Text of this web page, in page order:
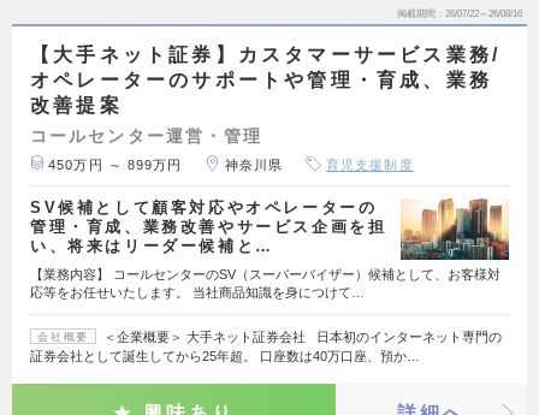
掲載期間 26/07/22～26/08/16
【大手ネット証券】カスタマーサービス業務/
オペレーターのサポートや管理・育成、業務
改善提案
コールセンター運営・管理
450万円 ～ 899万円 神奈川県 育児支援制度
SV候補として顧客対応やオペレーターの
管理・育成、業務改善やサービス企画を担
い、将来はリーダー候補と…
【業務内容】 コールセンターのSV（スーパーバイザー）候補として、お客様対
応等をお任せいたします。 当社商品知識を身につけて…
会社概要
＜企業概要＞ 大手ネット証券会社 日本初のインターネット専門の
証券会社として誕生してから25年超。 口座数は40万口座、預か…